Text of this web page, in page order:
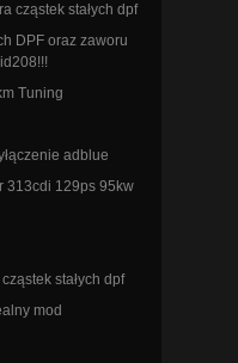
cząstek stałych dpf
DPF oraz zaworu
Tuning
adblue
313cdi 129ps 95kw
stałych dpf
mod